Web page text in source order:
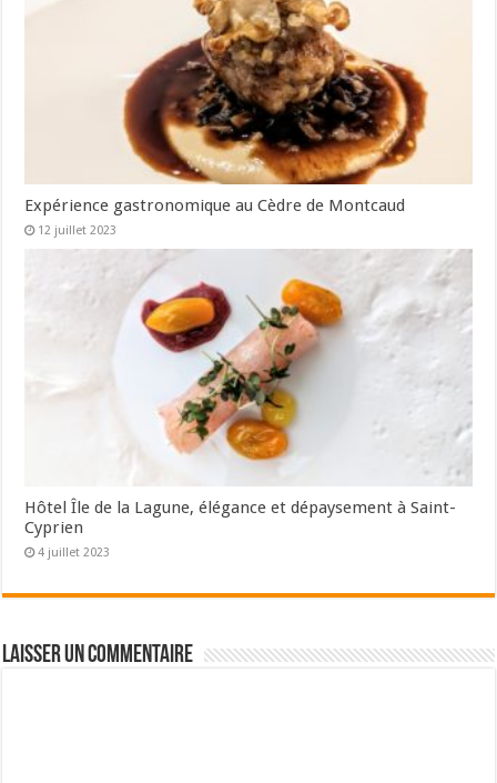
Expérience gastronomique au Cèdre de Montcaud
12 juillet 2023
Hôtel Île de la Lagune, élégance et dépaysement à Saint-
Cyprien
4 juillet 2023
Laisser un commentaire